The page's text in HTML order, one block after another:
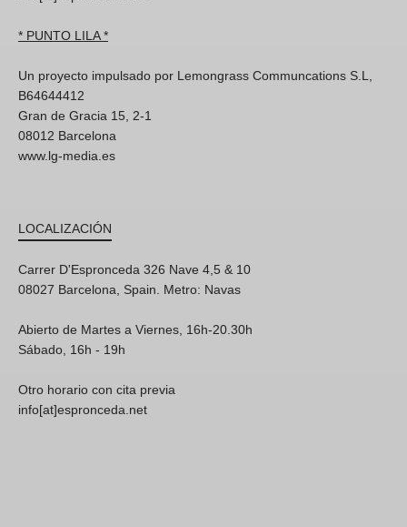
* PUNTO LILA *
Un proyecto impulsado por Lemongrass Communcations S.L,
B64644412
Gran de Gracia 15, 2-1
08012 Barcelona
www.lg-media.es
LOCALIZACIÓN
Carrer D'Espronceda 326 Nave 4,5 & 10
08027 Barcelona, Spain. Metro: Navas
Abierto de Martes a Viernes, 16h-20.30h
Sábado, 16h - 19h
Otro horario con cita previa
info[at]espronceda.net